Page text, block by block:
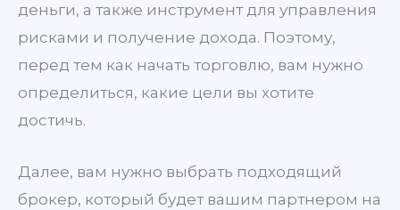
деньги, а также инструмент для управления
рисками и получение дохода. Поэтому,
перед тем как начать торговлю, вам нужно
определиться, какие цели вы хотите
достичь.
Далее, вам нужно выбрать подходящий
брокер, который будет вашим партнером на